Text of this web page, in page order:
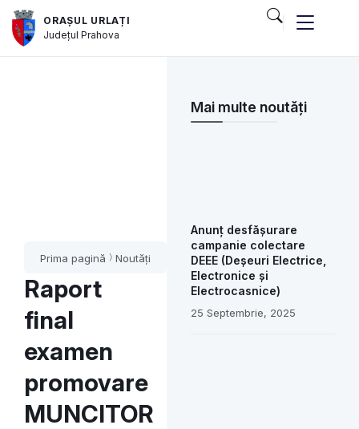
ORAȘUL URLAȚI
JudețulPrahova
Prima pagină Noutăți
Raport
final
examen
promovare
MUNCITOR
Mai multe noutăți
Anunț desfășurare
campanie colectare
DEEE (Deșeuri Electrice,
Electronice și
Electrocasnice)
25 Septembrie, 2025